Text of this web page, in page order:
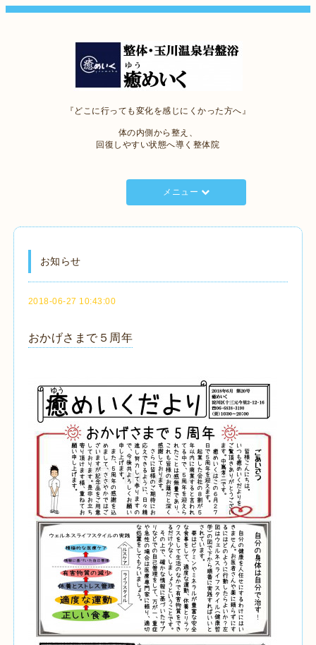
『どこに行っても変化を感じにくかった方へ』
体の内側から整え、
回復しやすい状態へ導く整体院
メニュー
お知らせ
2018-06-27 10:43:00
おかげさまで５周年